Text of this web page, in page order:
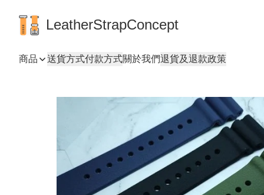
LeatherStrapConcept
商品 送貨方式付款方式關於我們退貨及退款政策